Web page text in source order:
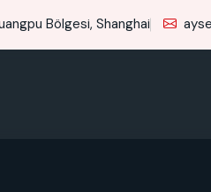
Bölgesi, Shanghai